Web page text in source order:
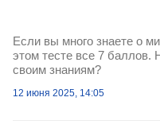
Если вы много знаете о
этом тесте все 7 баллов.
своим знаниям?
12 июня 2025, 14:05